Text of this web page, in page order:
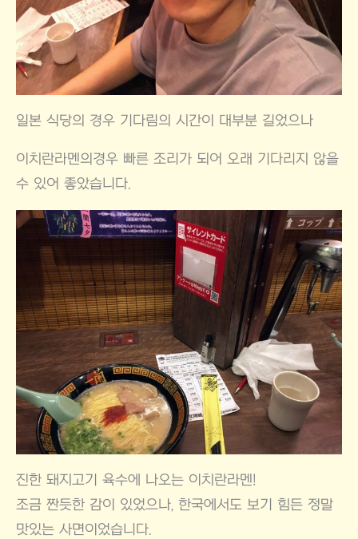
일본 식당의 경우 기다림의 시간이 대부분 길었으나
이치란라멘의경우 빠른 조리가 되어 오래 기다리지 않을
수 있어 좋았습니다.
진한 돼지고기 육수에 나오는 이치란라멘!
조금 짠듯한 감이 있었으나, 한국에서도 보기 힘든 정말
맛있는 사면이었습니다.